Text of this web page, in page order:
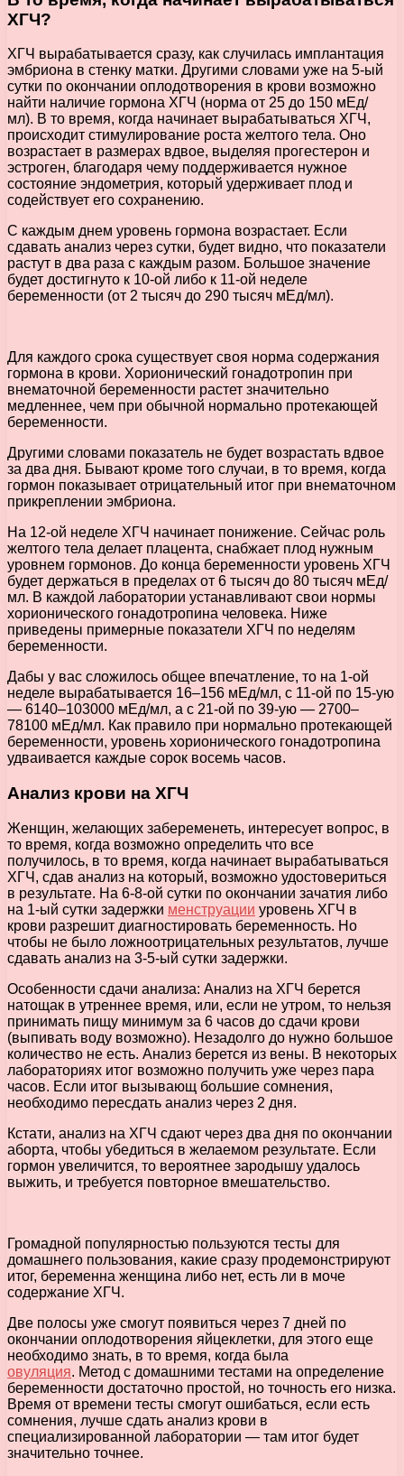
ХГЧ?
ХГЧ вырабатывается сразу, как случилась имплантация
эмбриона в стенку матки. Другими словами уже на 5-ый
сутки по окончании оплодотворения в крови возможно
найти наличие гормона ХГЧ (норма от 25 до 150 мЕд/
мл). В то время, когда начинает вырабатываться ХГЧ,
происходит стимулирование роста желтого тела. Оно
возрастает в размерах вдвое, выделяя прогестерон и
эстроген, благодаря чему поддерживается нужное
состояние эндометрия, который удерживает плод и
содействует его сохранению.
С каждым днем уровень гормона возрастает. Если
сдавать анализ через сутки, будет видно, что показатели
растут в два раза с каждым разом. Большое значение
будет достигнуто к 10-ой либо к 11-ой неделе
беременности (от 2 тысяч до 290 тысяч мЕд/мл).
Для каждого срока существует своя норма содержания
гормона в крови. Хорионический гонадотропин при
внематочной беременности растет значительно
медленнее, чем при обычной нормально протекающей
беременности.
Другими словами показатель не будет возрастать вдвое
за два дня. Бывают кроме того случаи, в то время, когда
гормон показывает отрицательный итог при внематочном
прикреплении эмбриона.
На 12-ой неделе ХГЧ начинает понижение. Сейчас роль
желтого тела делает плацента, снабжает плод нужным
уровнем гормонов. До конца беременности уровень ХГЧ
будет держаться в пределах от 6 тысяч до 80 тысяч мЕд/
мл. В каждой лаборатории устанавливают свои нормы
хорионического гонадотропина человека. Ниже
приведены примерные показатели ХГЧ по неделям
беременности.
Дабы у вас сложилось общее впечатление, то на 1-ой
неделе вырабатывается 16–156 мЕд/мл, с 11-ой по 15-ую
— 6140–103000 мЕд/мл, а с 21-ой по 39-ую — 2700–
78100 мЕд/мл. Как правило при нормально протекающей
беременности, уровень хорионического гонадотропина
удваивается каждые сорок восемь часов.
Анализ крови на ХГЧ
Женщин, желающих забеременеть, интересует вопрос, в
то время, когда возможно определить что все
получилось, в то время, когда начинает вырабатываться
ХГЧ, сдав анализ на который, возможно удостовериться
в результате. На 6-8-ой сутки по окончании зачатия либо
на 1-ый сутки задержки менструации уровень ХГЧ в
крови разрешит диагностировать беременность. Но
чтобы не было ложноотрицательных результатов, лучше
сдавать анализ на 3-5-ый сутки задержки.
Особенности сдачи анализа: Анализ на ХГЧ берется
натощак в утреннее время, или, если не утром, то нельзя
принимать пищу минимум за 6 часов до сдачи крови
(выпивать воду возможно). Незадолго до нужно большое
количество не есть. Анализ берется из вены. В некоторых
лабораториях итог возможно получить уже через пара
часов. Если итог вызывающ большие сомнения,
необходимо пересдать анализ через 2 дня.
Кстати, анализ на ХГЧ сдают через два дня по окончании
аборта, чтобы убедиться в желаемом результате. Если
гормон увеличится, то вероятнее зародышу удалось
выжить, и требуется повторное вмешательство.
Громадной популярностью пользуются тесты для
домашнего пользования, какие сразу продемонстрируют
итог, беременна женщина либо нет, есть ли в моче
содержание ХГЧ.
Две полосы уже смогут появиться через 7 дней по
окончании оплодотворения яйцеклетки, для этого еще
необходимо знать, в то время, когда была
овуляция. Метод с домашними тестами на определение
беременности достаточно простой, но точность его низка.
Время от времени тесты смогут ошибаться, если есть
сомнения, лучше сдать анализ крови в
специализированной лаборатории — там итог будет
значительно точнее.